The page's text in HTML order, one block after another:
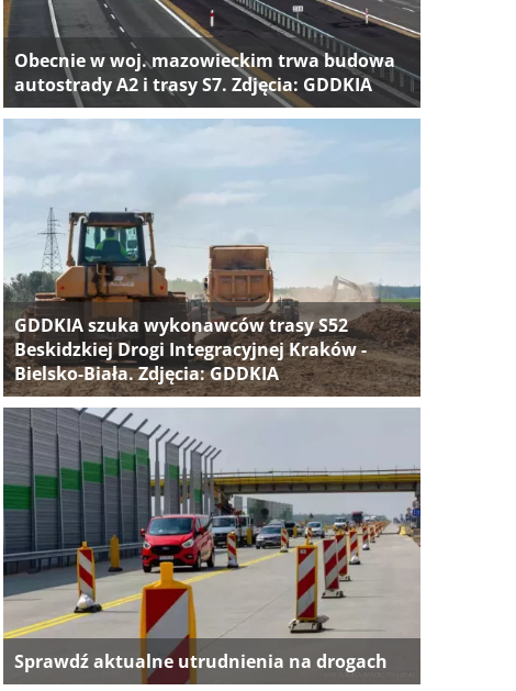
Obecnie w woj. mazowieckim trwa budowa
autostrady A2 i trasy S7. Zdjęcia: GDDKIA
GDDKIA szuka wykonawców trasy S52
Beskidzkiej Drogi Integracyjnej Kraków -
Bielsko-Biała. Zdjęcia: GDDKIA
Sprawdź aktualne utrudnienia na drogach